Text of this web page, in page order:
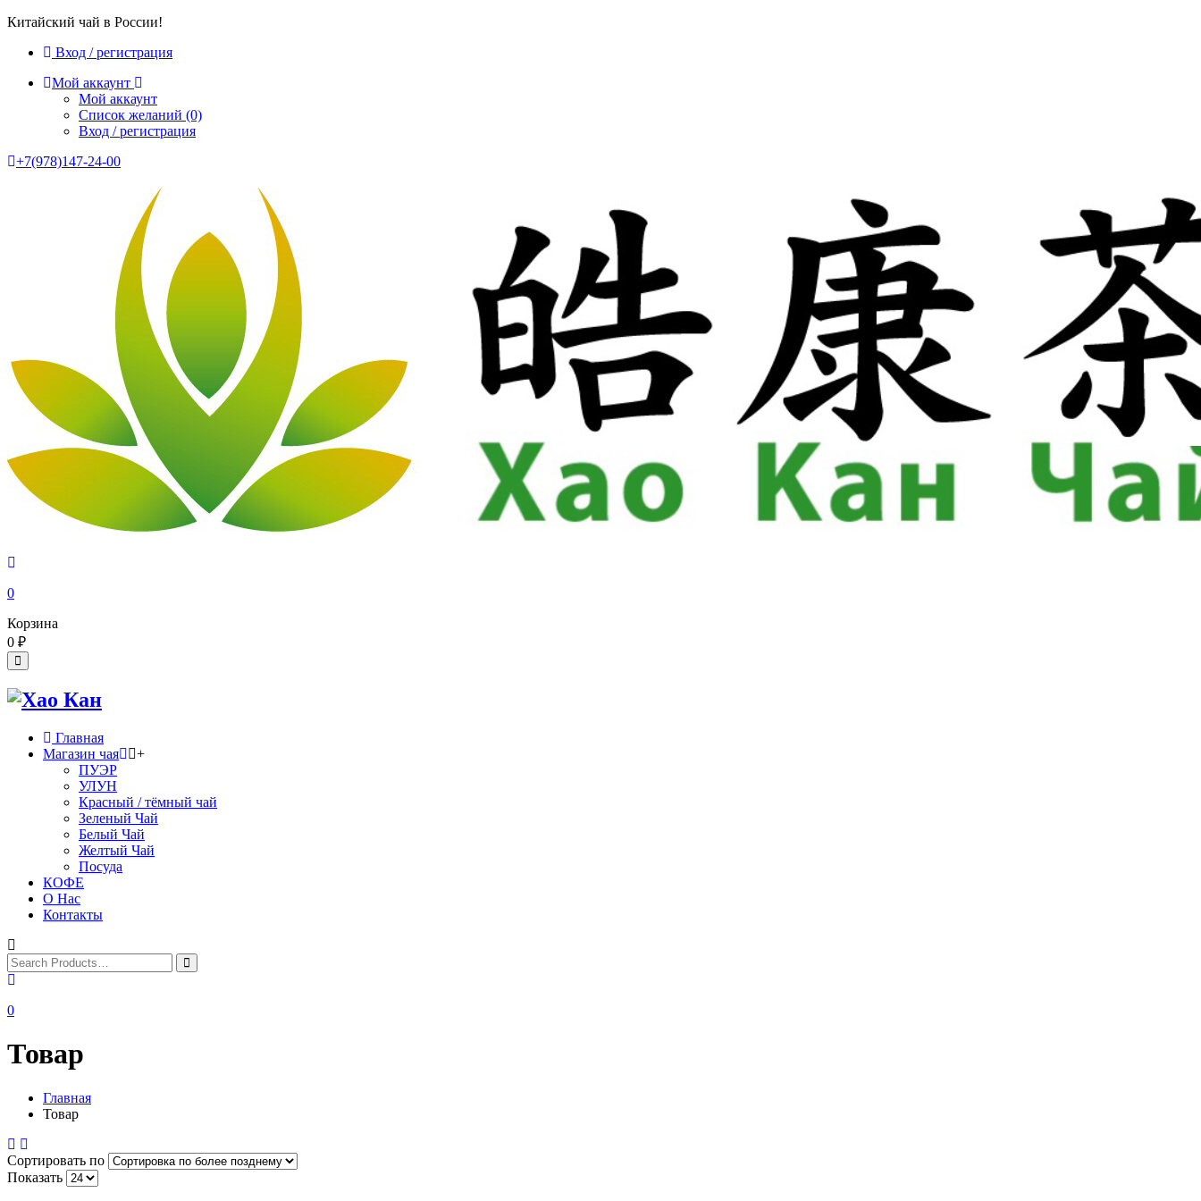
Китайский чай в России!
Вход / регистрация
Мой аккаунт
Мой аккаунт
Список желаний (0)
Вход / регистрация
+7(978)147-24-00
0
Корзина
0 ₽
Главная
Магазин чая
+
ПУЭР
УЛУН
Красный / тёмный чай
Зеленый Чай
Белый Чай
Желтый Чай
Посуда
КОФЕ
О Нас
Контакты
0
Товар
Главная
Товар
Сортировать по
Показать